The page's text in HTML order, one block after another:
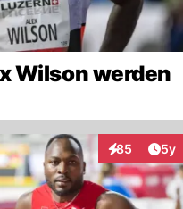
Wilson werden
85
Interaktionen
5y